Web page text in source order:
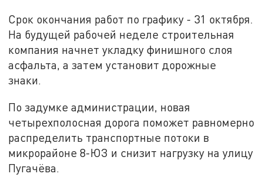
Срок окончания работ по графику - 31 октября.
На будущей рабочей неделе строительная
компания начнет укладку финишного слоя
асфальта, а затем установит дорожные
знаки.
По задумке администрации, новая
четырехполосная дорога поможет равномерно
распределить транспортные потоки в
микрорайоне 8-ЮЗ и снизит нагрузку на улицу
Пугачёва.